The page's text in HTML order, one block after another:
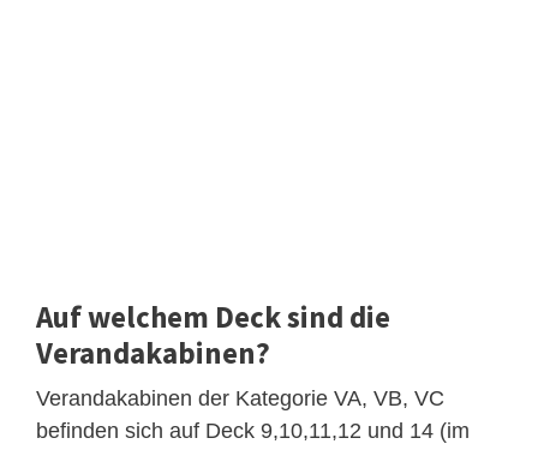
Auf welchem Deck sind die
Verandakabinen?
Verandakabinen der Kategorie VA, VB, VC
befinden sich auf Deck 9,10,11,12 und 14 (im